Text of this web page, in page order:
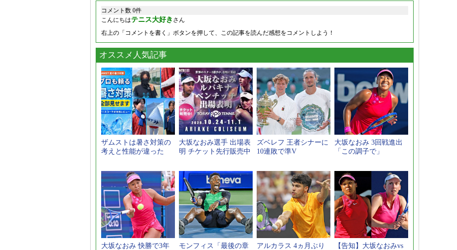
コメント数 0件
こんにちはテニス大好き さん
右上の「コメントを書く」ボタンを押して、この記事を読んだ感想をコメントしよう！
オススメ人気記事
ザムストは暑さ対策の
考えと性能が違った
大坂なおみ選手 出場表
明 チケット先行販売中
ズベレフ 王者シナーに
10連敗で準V
大坂なおみ 3回戦進出
「この調子で」
大坂なおみ 快勝で3年
モンフィス「最後の章
アルカラス 4ヵ月ぶり
【告知】大坂なおみvs